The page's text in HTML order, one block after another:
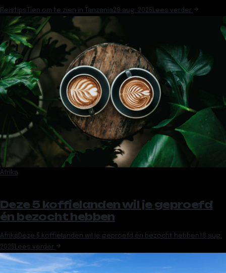
Reistips Tien om te zien in Tanzania29 aug. 2025 Lees verder
Afrika
Deze 5 koffielanden wil je geproefd
én bezocht hebben
Afrika Deze 5 koffielanden wil je geproefd én bezocht hebben18 aug.
2025 Lees verder